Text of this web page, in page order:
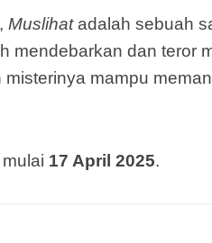
Muslihatadalah sebuah
mendebarkan dan teror
mampu
17 April 2025.